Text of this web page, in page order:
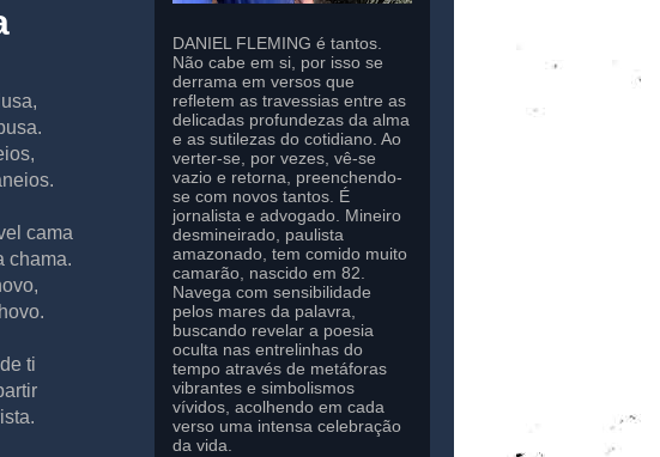
cama
chama.
ti
DANIEL FLEMING é tantos.
Não cabe em si, por isso se
derrama em versos que
refletem as travessias entre as
delicadas profundezas da alma
e as sutilezas do cotidiano. Ao
verter-se, por vezes, vê-se
vazio e retorna, preenchendo-
se com novos tantos. É
jornalista e advogado. Mineiro
desmineirado, paulista
amazonado, tem comido muito
camarão, nascido em 82.
Navega com sensibilidade
pelos mares da palavra,
buscando revelar a poesia
oculta nas entrelinhas do
tempo através de metáforas
vibrantes e simbolismos
vívidos, acolhendo em cada
verso uma intensa celebração
da vida.